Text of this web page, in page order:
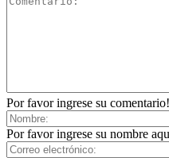
Por favor ingrese su comentario!
Por favor ingrese su nombre